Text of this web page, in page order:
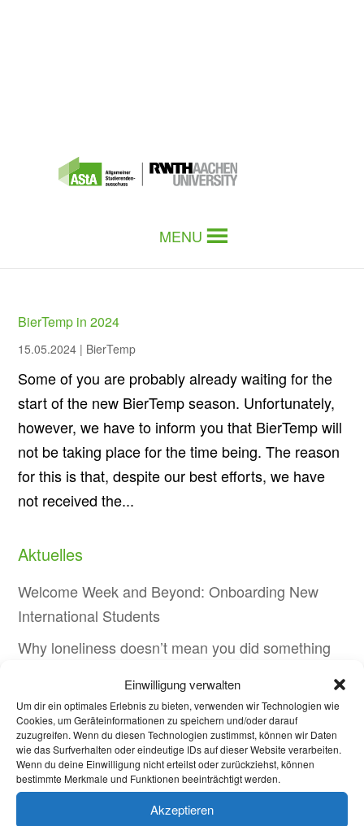
Einwilligung verwalten
Um dir ein optimales Erlebnis zu bieten, verwenden wir Technologien wie
Cookies, um Geräteinformationen zu speichern und/oder darauf
zuzugreifen. Wenn du diesen Technologien zustimmst, können wir Daten
wie das Surfverhalten oder eindeutige IDs auf dieser Website verarbeiten.
Wenn du deine Einwilligung nicht erteilst oder zurückziehst, können
bestimmte Merkmale und Funktionen beeinträchtigt werden.
Akzeptieren
MENU
BierTemp in 2024
15.05.2024 | BierTemp
Some of you are probably already waiting for the
start of the new BierTemp season. Unfortunately,
however, we have to inform you that BierTemp will
not be taking place for the time being. The reason
for this is that, despite our best efforts, we have
not received the...
Aktuelles
Welcome Week and Beyond: Onboarding New
International Students
Why loneliness doesn’t mean you did something
Local elections in Aachen: Every vote counts!
Welcome Week Winter Semester 2025/26
Welcome Week Summer Semester 2025